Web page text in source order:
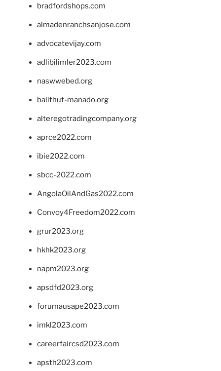
bradfordshops.com
almadenranchsanjose.com
advocatevijay.com
adlibilimler2023.com
naswwebed.org
balithut-manado.org
alteregotradingcompany.org
aprce2022.com
ibie2022.com
sbcc-2022.com
AngolaOilAndGas2022.com
Convoy4Freedom2022.com
grur2023.org
hkhk2023.org
napm2023.org
apsdfd2023.org
forumausape2023.com
imkl2023.com
careerfaircsd2023.com
apsth2023.com